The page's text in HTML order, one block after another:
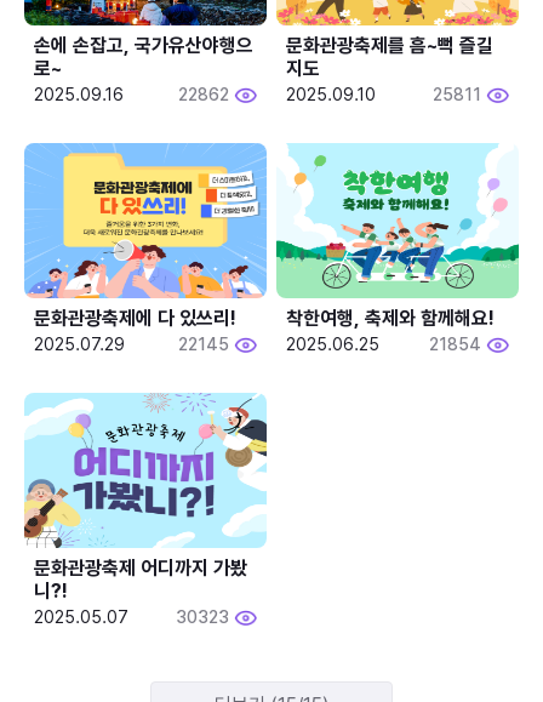
손에 손잡고, 국가유산야행으
로~
2025.09.16 22862
문화관광축제를 흠~뻑 즐길
지도
2025.09.10 25811
문화관광축제에 다 있쓰리!
2025.07.29 22145
착한여행, 축제와 함께해요!
2025.06.25 21854
문화관광축제 어디까지 가봤
니?!
2025.05.07 30323